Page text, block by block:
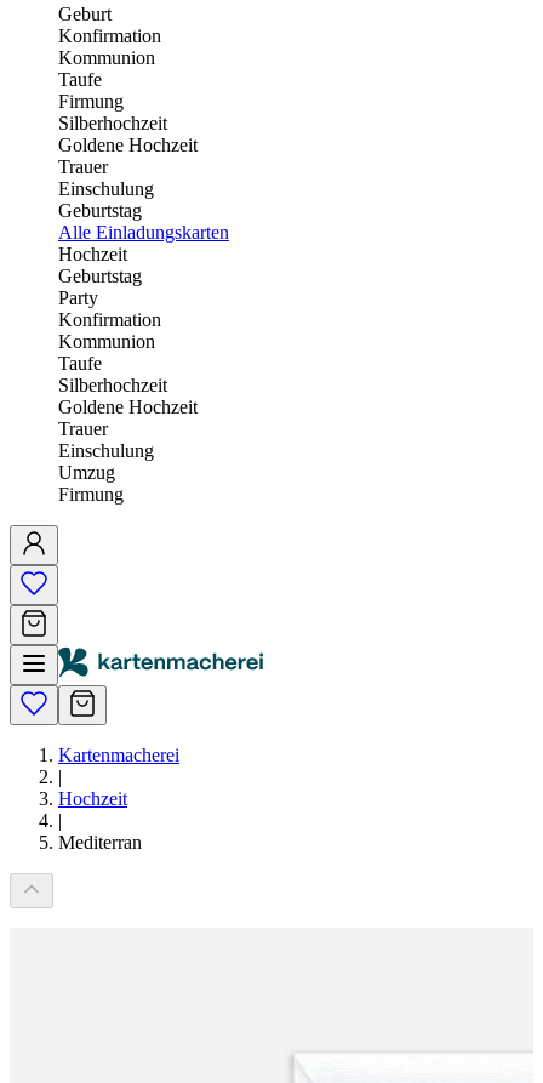
Geburt
Konfirmation
Kommunion
Taufe
Firmung
Silberhochzeit
Goldene Hochzeit
Trauer
Einschulung
Geburtstag
Alle Einladungskarten
Hochzeit
Geburtstag
Party
Konfirmation
Kommunion
Taufe
Silberhochzeit
Goldene Hochzeit
Trauer
Einschulung
Umzug
Firmung
Kartenmacherei
|
Hochzeit
|
Mediterran